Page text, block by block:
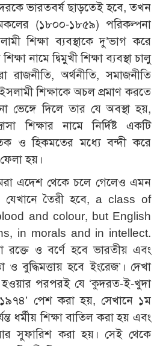
ভারতবর্ষ ছাড়তেই হবে, তখন
(১৮০০-১৮৫৯) পরিকল্পনা
শিক্ষা ব্যবস্থাকে দু’ভাগ করে
নামে দ্বিমুখী শিক্ষা ব্যবস্থা চালু
রাজনীতি, অর্থনীতি, সমাজনীতি
ইসলামী শিক্ষাকে অচল প্রমাণ করতে
ভেঙ্গে দিলে তার যে অবস্থা হয়,
শিক্ষার নামে নির্দিষ্ট একটি
ও হিকমতের মধ্যে বন্দী করে
হয়।
এদেশ থেকে চলে গেলেও এমন
যেখানে তৈরী হবে, a class of
and colour, but English
in morals and in intellect.
রক্তে ও বর্ণে হবে ভারতীয় এবং
বুদ্ধিমত্তায় হবে ইংরেজ’। দেখা
হওয়ার পরপরই যে ‘কুদরত-ই-খুদা
১৯৭৪’ পেশ করা হয়, সেখানে ১ম
ধর্মীয় শিক্ষা বাতিল করা হয় এবং
সুফারিশ করা হয়। সেই থেকে